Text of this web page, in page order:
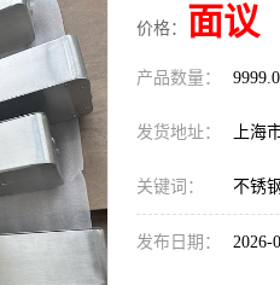
价格： 面议
产品数量：
发货地址： 上海
关键词： 不锈
发布日期： 2026-